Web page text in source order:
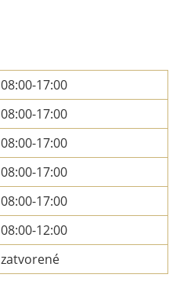
08:00-17:00
08:00-17:00
08:00-17:00
08:00-17:00
08:00-17:00
08:00-12:00
zatvorené